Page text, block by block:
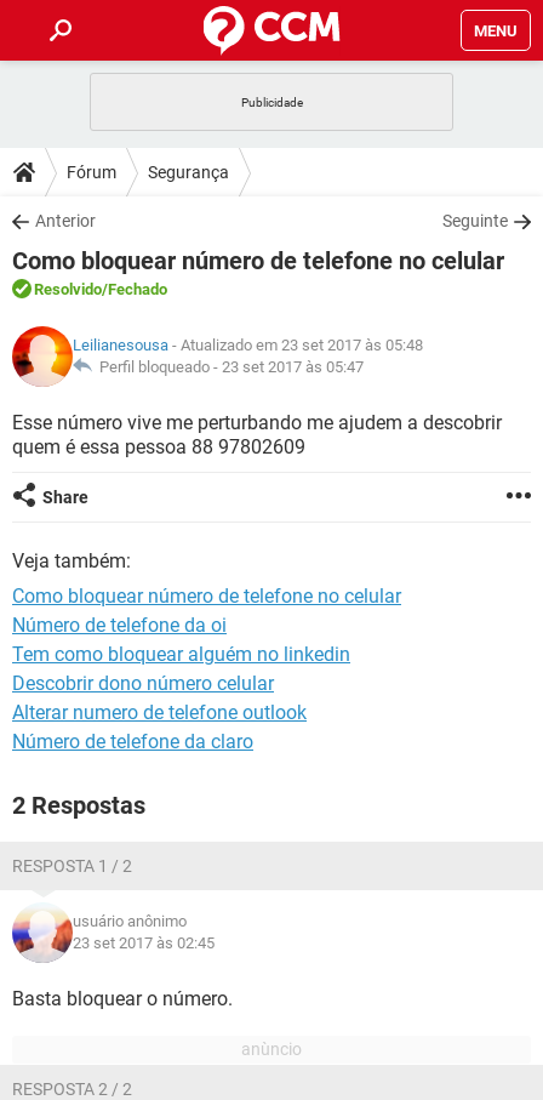
MENU
CELULAR
OUTLOOK
INSTAGRAM GMAIL
GUIA DE COMPRAS
DICAS
JOGOS
OUTLOOK
INSTAGRAM
GUIA DE COMPRAS
DOWNLOADS
JOGOS WHATSAPP
CELULAR
OUTLOOK EXCEL
INSTAGRAM
GUIA DE COMPRAS
FÓRUM
JOGOS
CELULAR FACEBOOK
INSTAGRAM GMAIL
GUIA DE COMPRAS
GLOSSÁRIO
JOGOS
CELULAR FACEBOOK
INSTAGRAM
GUIA DE COMPRAS
Fórum Segurança
Anterior Seguinte
Como bloquear número de telefone no celular
Resolvido/Fechado
Leilianesousa - Atualizado em 23 set 2017 às 05:48
Perfil bloqueado - 23 set 2017 às 05:47
Esse número vive me perturbando me ajudem a descobrir
quem é essa pessoa 88 97802609
Share
Veja também:
Como bloquear número de telefone no celular
Número de telefone da oi
Tem como bloquear alguém no linkedin
Descobrir dono número celular
Alterar numero de telefone outlook
Número de telefone da claro
2 Respostas
RESPOSTA 1 / 2
usuário anônimo
23 set 2017 às 02:45
Basta bloquear o número.
RESPOSTA 2 / 2